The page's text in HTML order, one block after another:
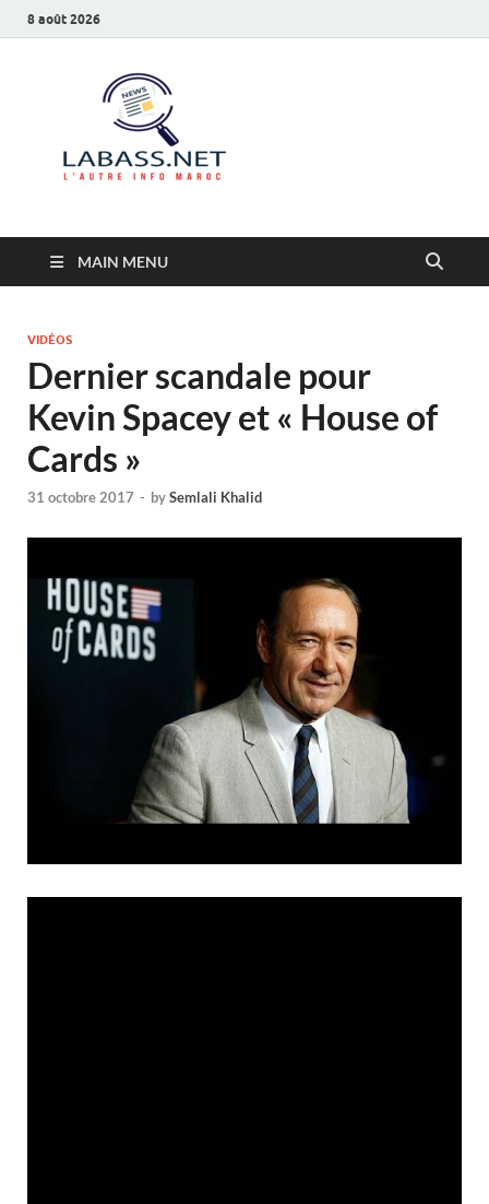
8 août 2026
MAIN MENU
VIDÉOS
Dernier scandale pour
Kevin Spacey et « House of
Cards »
31 octobre 2017 - bySemlali Khalid